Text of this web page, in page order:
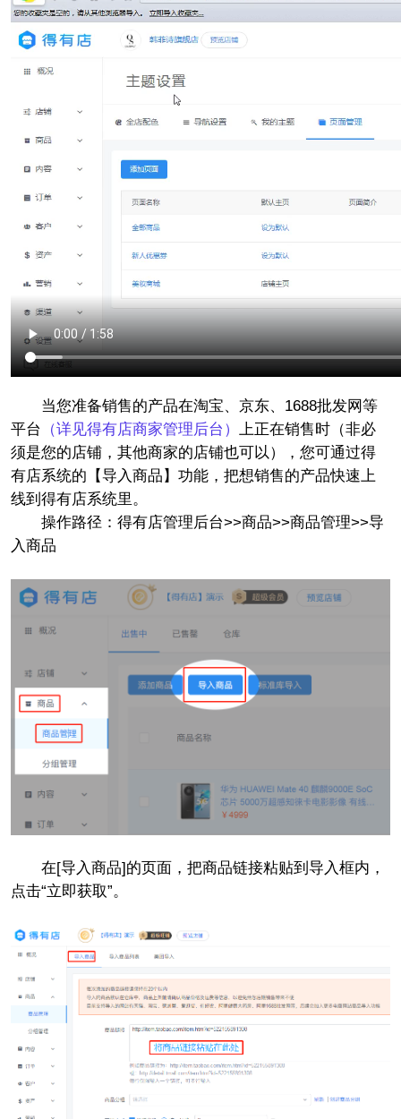
当您准备销售的产品在淘宝、京东、1688批发网等
平台
（详见得有店商家管理后台） 上正在销售时（非必
须是您的店铺，其他商家的店铺也可以），您可通过得
有店系统的【导入商品】功能，把想销售的产品快速上
线到得有店系统里。
操作路径：得有店管理后台>>商品>>商品管理>>导
入商品
在[导入商品]的页面，把商品链接粘贴到导入框内，
点击“立即获取”。